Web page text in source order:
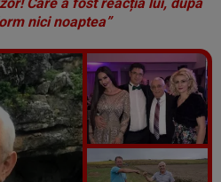
nici noaptea”